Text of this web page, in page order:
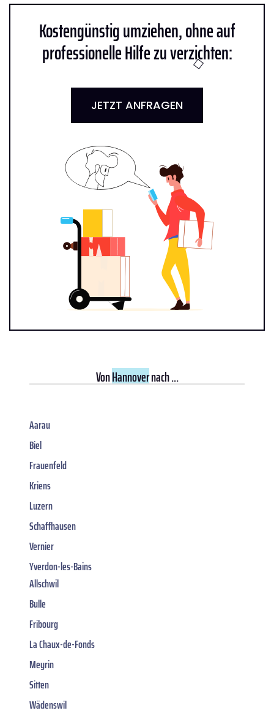
Kostengünstig umziehen, ohne auf
professionelle Hilfe zu verzichten:
JETZT ANFRAGEN
VonHannovernach ...
Aarau
Biel
Frauenfeld
Kriens
Luzern
Schaffhausen
Vernier
Yverdon-les-Bains
Allschwil
Bulle
Fribourg
La Chaux-de-Fonds
Meyrin
Sitten
Wädenswil